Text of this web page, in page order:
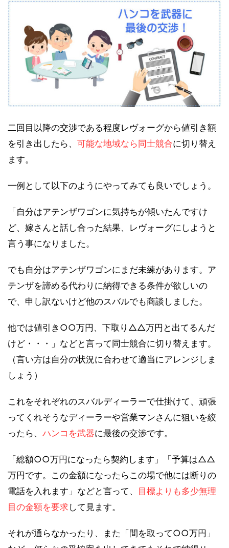
二回目以降の交渉である程度レヴォーグから値引き額
を引き出したら、 可能な地域なら同士競合に切り替え
ます。
一例として以下のようにやってみても良いでしょう。
「自分はアテンザワゴンに気持ちが傾いたんですけ
ど、嫁さんと話し合った結果、レヴォーグにしようと
言う事になりました。
でも自分はアテンザワゴンにまだ未練があります。ア
テンザを諦める代わりに納得できる条件が欲しいの
で、申し訳ないけど他のスバルでも商談しました。
他では値引き○○万円、下取り△△万円と出てるんだ
けど・・・」などと言って同士競合に切り替えます。
（言い方は自分の状況に合わせて適当にアレンジしま
しょう）
これをそれぞれのスバルディーラーで仕掛けて、頑張
ってくれそうなディーラーや営業マンさんに狙いを絞
ったら、 ハンコを武器に最後の交渉です。
「総額○○万円になったら契約します」「予算は△△
万円です。この金額になったらこの場で他には断りの
電話を入れます」などと言って、
目標よりも多少無理
目の金額を要求 して見ます。
それが通らなかったり、また「間を取って○○万円」